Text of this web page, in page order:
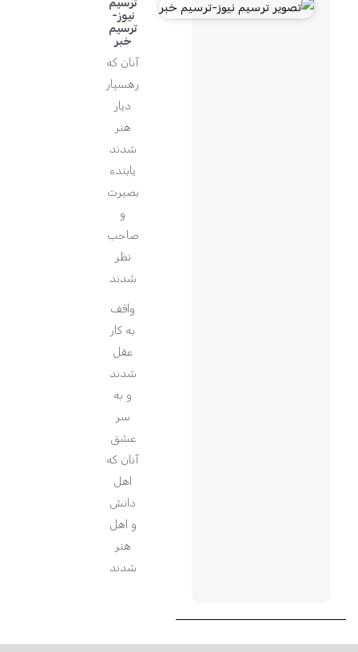
نیوز-
ترسیم
خبر
آنان که
رهسپار
دیار
هنر
شدند
یابنده
بصیرت
و
صاحب
نظر
شدند
واقف
به کار
عقل
شدند
و به
سر
عشق
آنان که
اهل
دانش
و اهل
هنر
شدند